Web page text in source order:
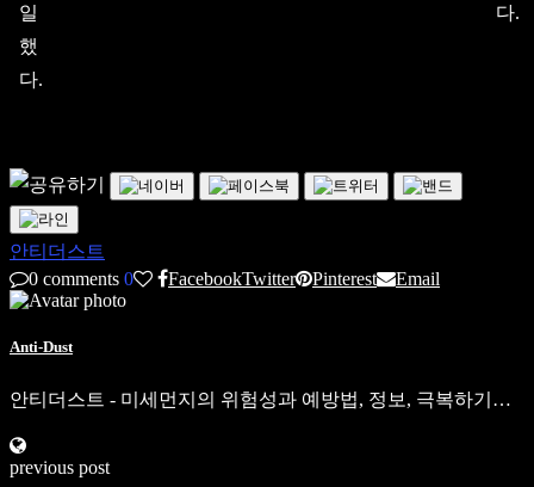
일
했
다.
다.
안티더스트
0 comments 0 FacebookTwitter Pinterest Email
Anti-Dust
안티더스트 - 미세먼지의 위험성과 예방법, 정보, 극복하기…
previous post